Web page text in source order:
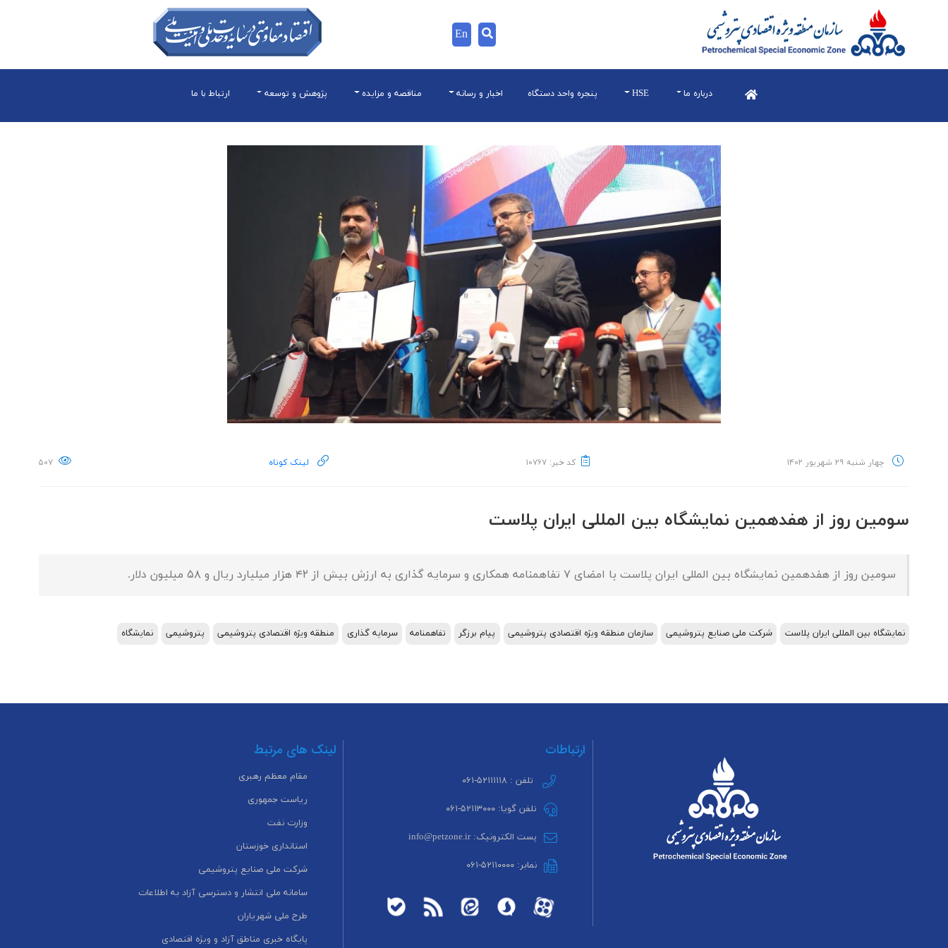
En
درباره ما HSE پنجره واحد دستگاه اخبار و رسانه مناقصه و مزایده پژوهش و توسعه ارتباط با ما
چهار شنبه ۲۹ شهریور ۱۴۰۲ کد خبر: ۱۰۷۶۷ لینک کوتاه ۵۰۷
سومین روز از هفدهمین نمایشگاه بین المللی ایران پلاست
سومین روز از هفدهمین نمایشگاه بین المللی ایران پلاست با امضای ۷ تفاهمنامه همکاری و سرمایه گذاری به ارزش بیش از ۴۲ هزار میلیارد ریال و ۵۸ میلیون دلار.
نمایشگاه بین المللی ایران پلاست شرکت ملی صنایع پتروشیمی سازمان منطقه ویژه اقتصادی پتروشیمی پیام برزگر تفاهمنامه سرمایه گذاری منطقه ویژه اقتصادی پتروشیمی پتروشیمی نمایشگاه
ارتباطات
تلفن : ۵۲۱۱۱۱۱۸-۰۶۱
تلفن گویا: ۵۲۱۱۳۰۰۰-۰۶۱
پست الکترونیک: info@petzone.ir
نمابر: ۵۲۱۱۰۰۰۰-۰۶۱
لینک های مرتبط
مقام معظم رهبری
ریاست جمهوری
وزارت نفت
استانداری خوزستان
شرکت ملی صنایع پتروشیمی
سامانه ملی انتشار و دسترسی آزاد به اطلاعات
طرح ملی شهریاران
پایگاه خبری مناطق آزاد و ویژه اقتصادی